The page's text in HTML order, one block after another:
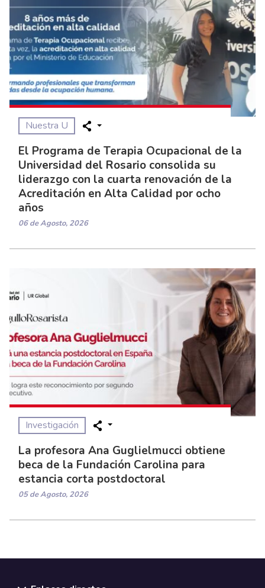
Nuestra U
El Programa de Terapia Ocupacional de la
Universidad del Rosario consolida su
liderazgo con la cuarta renovación de la
Acreditación en Alta Calidad por ocho
años
06 de Agosto, 2026
Investigación
La profesora Ana Guglielmucci obtiene
beca de la Fundación Carolina para
estancia corta postdoctoral
05 de Agosto, 2026